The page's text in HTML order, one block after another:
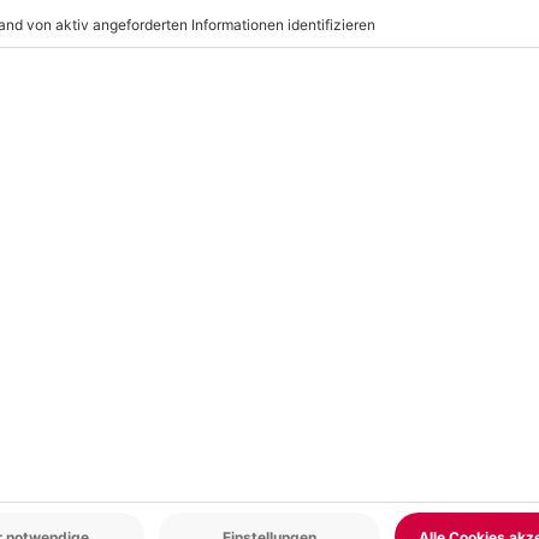
Schuhwerk (gutes Profil)
-15% CLUB DEAL